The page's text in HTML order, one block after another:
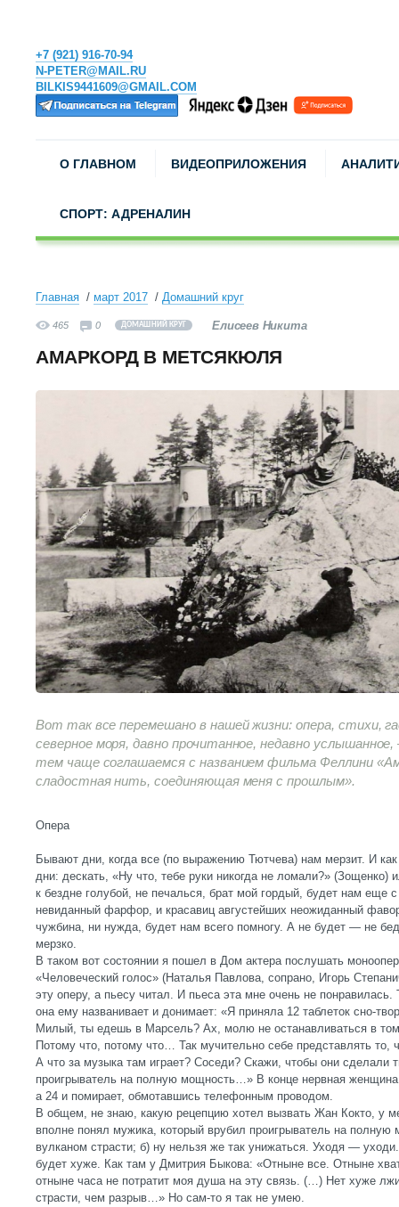
+7 (921) 916-70-94
N-PETER@MAIL.RU
BILKIS9441609@GMAIL.COM
О ГЛАВНОМ ВИДЕОПРИЛОЖЕНИЯ
СПОРТ: АДРЕНАЛИН
Главная март 2017 Домашний круг
465 0 ДОМАШНИЙ КРУГ Елисеев Никита
АМАРКОРД В МЕТСЯКЮЛЯ
Вот так все перемешано в нашей жизни: опера, стихи,
северное моря, давно прочитанное, недавно
тем чаще соглашаемся с названием фильма Феллини
сладостная нить, соединяющая меня с прошлым».
Опера
Бывают дни, когда все (по выражению Тютчева) нам мерзит. И
дни: дескать, «Ну что, тебе руки никогда не ломали?» (Зощенко)
к бездне голубой, не печалься, брат мой гордый, будет нам еще
невиданный фарфор, и красавиц августейших неожиданный
чужбина, ни нужда, будет нам всего помногу. А не будет — не
мерзко.
В таком вот состоянии я пошел в Дом актера послушать
«Человеческий голос» (Наталья Павлова, сопрано, Игорь
эту оперу, а пьесу читал. И пьеса эта мне очень не
она ему названивает и донимает: «Я приняла 12 таблеток сно-
Милый, ты едешь в Марсель? Ах, молю не останавливаться в
Потому что, потому что… Так мучительно себе представлять
А что за музыка там играет? Соседи? Скажи, чтобы они
проигрыватель на полную мощность…» В конце нервная женщина
а 24 и помирает, обмотавшись телефонным проводом.
В общем, не знаю, какую рецепцию хотел вызвать Жан Кокто, у
вполне понял мужика, который врубил проигрыватель на
вулканом страсти; б) ну нельзя же так унижаться. Уходя —
будет хуже. Как там у Дмитрия Быкова: «Отныне все. Отныне
отныне часа не потратит моя душа на эту связь. (…) Нет хуже
страсти, чем разрыв…» Но сам-то я так не умею.